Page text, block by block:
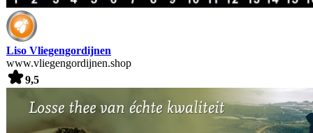
Liso Vliegengordijnen
www.vliegengordijnen.shop
9,5